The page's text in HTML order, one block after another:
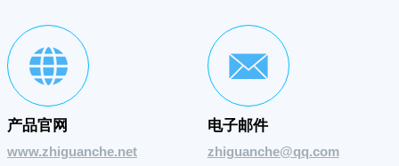
产品官网
www.zhiguanche.net
电子邮件
zhiguanche@qq.com